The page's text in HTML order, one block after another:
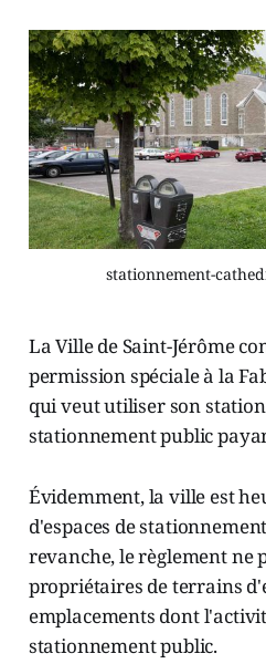
stationnement-
La Ville de Saint-Jérôme
permission spéciale à la
qui veut utiliser son
stationnement public
Évidemment, la ville est
d'espaces de
revanche, le règlement ne
propriétaires de terrains
emplacements dont
stationnement public.